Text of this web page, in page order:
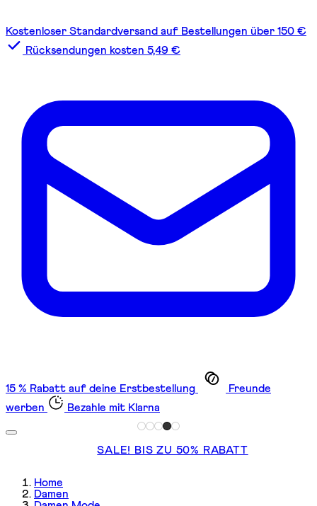
Kostenloser Standardversand auf Bestellungen über 150 €
Rücksendungen kosten 5,49 €
15 % Rabatt auf deine Erstbestellung
Freunde
werben
Bezahle mit Klarna
SALE! BIS ZU 50% RABATT
Home
Damen